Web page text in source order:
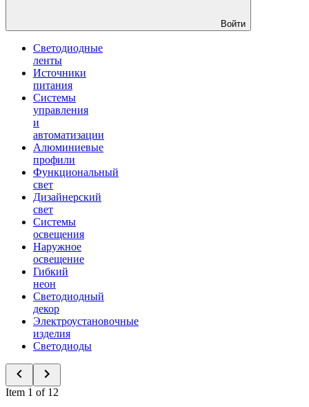
Войти
Светодиодные
ленты
Источники
питания
Системы
управления
и
автоматизации
Алюминиевые
профили
Функциональный
свет
Дизайнерский
свет
Системы
освещения
Наружное
освещение
Гибкий
неон
Светодиодный
декор
Электроустановочные
изделия
Светодиоды
Item 1 of 12